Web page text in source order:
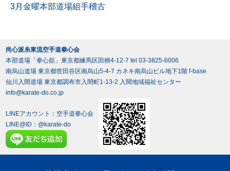
3月金曜本部道場組手稽古
尚心派糸東流空手道拳心会
本部道場「拳心舘」東京都練馬区田柄4-12-7 tel 03-3825-6006
南烏山道場 東京都世田谷区南烏山5-4-7 カネキ南烏山ビル地下1階 f-base
仙川入間道場 東京都調布市入間町1-13-2 入間地域福祉センター
info@karate-do.co.jp
LINEアカウント：空手道拳心会
LINE@ID： @karate-do